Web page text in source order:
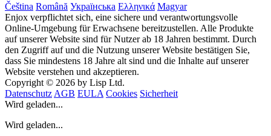
Čeština Română Українська Ελληνικά Magyar
Enjox verpflichtet sich, eine sichere und verantwortungsvolle
Online-Umgebung für Erwachsene bereitzustellen. Alle Produkte
auf unserer Website sind für Nutzer ab 18 Jahren bestimmt. Durch
den Zugriff auf und die Nutzung unserer Website bestätigen Sie,
dass Sie mindestens 18 Jahre alt sind und die Inhalte auf unserer
Website verstehen und akzeptieren.
Copyright © 2026 by Lisp Ltd.
Datenschutz AGB EULA Cookies Sicherheit
Wird geladen...
Wird geladen...